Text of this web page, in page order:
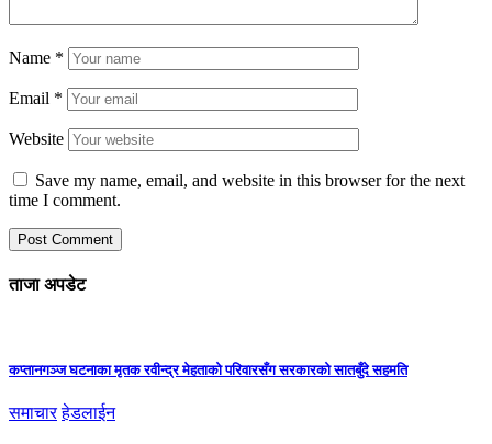
Name *
Email *
Website
Save my name, email, and website in this browser for the next
time I comment.
ताजा अपडेट
कप्तानगञ्ज घटनाका मृतक रवीन्द्र मेहताको परिवारसँग सरकारको सातबुँदे सहमति
समाचार हेडलाईन